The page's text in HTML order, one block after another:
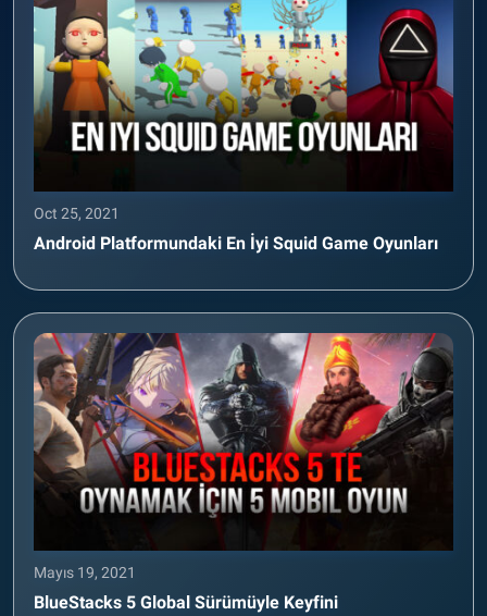
Oct 25, 2021
Android Platformundaki En İyi Squid Game Oyunları
Mayıs 19, 2021
BlueStacks 5 Global Sürümüyle Keyfini